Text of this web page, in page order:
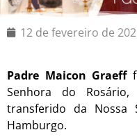
12 de fevereiro de
Padre Maicon Graeff
Senhora do
transferido da Nossa
Hamburgo.